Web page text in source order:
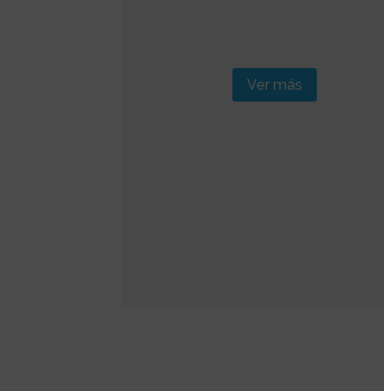
Ver más